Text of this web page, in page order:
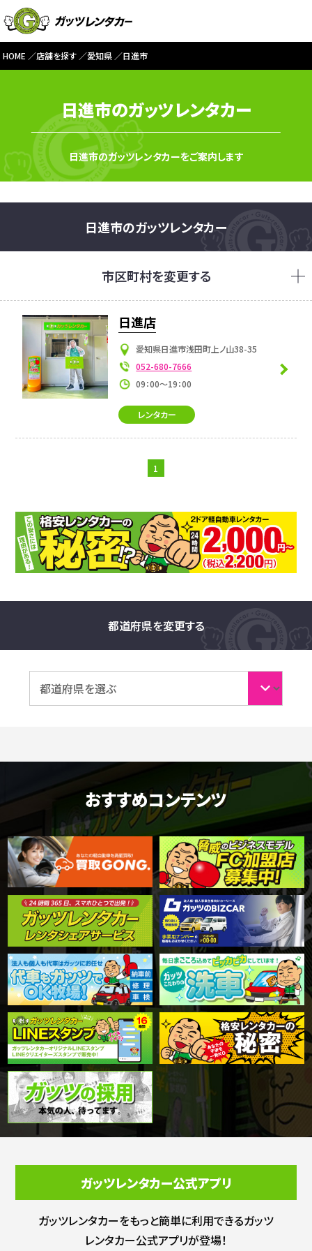
HOME 店舗を探す 愛知県 日進市
日進市のガッツレンタカー
日進市のガッツレンタカーをご案内します
日進市のガッツレンタカー
市区町村を変更する
日進店
愛知県日進市浅田町上ノ山38-35
052-680-7666
09：00～19：00
レンタカー
1
都道府県を変更する
おすすめコンテンツ
ガッツレンタカー公式アプリ
ガッツレンタカーをもっと簡単に利用できるガッツ
レンタカー公式アプリが登場！